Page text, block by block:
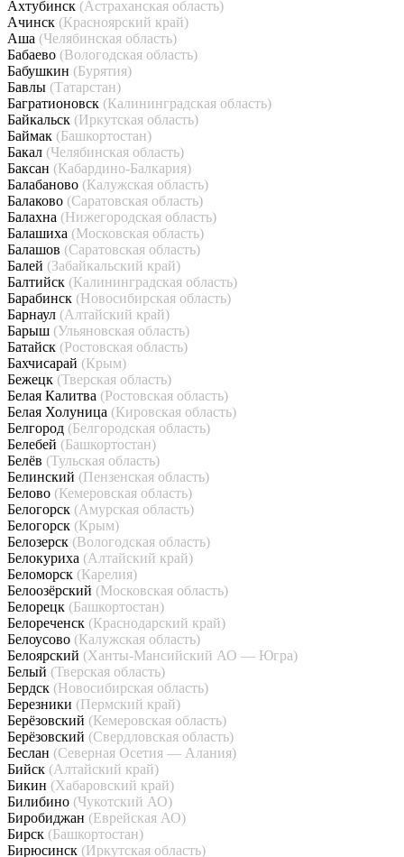
Ахтубинск (Астраханская область)
Ачинск (Красноярский край)
Аша (Челябинская область)
Бабаево (Вологодская область)
Бабушкин (Бурятия)
Бавлы (Татарстан)
Багратионовск (Калининградская область)
Байкальск (Иркутская область)
Баймак (Башкортостан)
Бакал (Челябинская область)
Баксан (Кабардино-Балкария)
Балабаново (Калужская область)
Балаково (Саратовская область)
Балахна (Нижегородская область)
Балашиха (Московская область)
Балашов (Саратовская область)
Балей (Забайкальский край)
Балтийск (Калининградская область)
Барабинск (Новосибирская область)
Барнаул (Алтайский край)
Барыш (Ульяновская область)
Батайск (Ростовская область)
Бахчисарай (Крым)
Бежецк (Тверская область)
Белая Калитва (Ростовская область)
Белая Холуница (Кировская область)
Белгород (Белгородская область)
Белебей (Башкортостан)
Белёв (Тульская область)
Белинский (Пензенская область)
Белово (Кемеровская область)
Белогорск (Амурская область)
Белогорск (Крым)
Белозерск (Вологодская область)
Белокуриха (Алтайский край)
Беломорск (Карелия)
Белоозёрский (Московская область)
Белорецк (Башкортостан)
Белореченск (Краснодарский край)
Белоусово (Калужская область)
Белоярский (Ханты-Мансийский АО — Югра)
Белый (Тверская область)
Бердск (Новосибирская область)
Березники (Пермский край)
Берёзовский (Кемеровская область)
Берёзовский (Свердловская область)
Беслан (Северная Осетия — Алания)
Бийск (Алтайский край)
Бикин (Хабаровский край)
Билибино (Чукотский АО)
Биробиджан (Еврейская АО)
Бирск (Башкортостан)
Бирюсинск (Иркутская область)